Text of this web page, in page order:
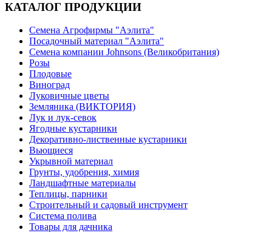
КАТАЛОГ ПРОДУКЦИИ
Семена Агрофирмы "Аэлита"
Посадочный материал "Аэлита"
Семена компании Johnsons (Великобритания)
Розы
Плодовые
Виноград
Луковичные цветы
Земляника (ВИКТОРИЯ)
Лук и лук-севок
Ягодные кустарники
Декоративно-лиственные кустарники
Вьющиеся
Укрывной материал
Грунты, удобрения, химия
Ландшафтные материалы
Теплицы, парники
Строительный и садовый инструмент
Система полива
Товары для дачника